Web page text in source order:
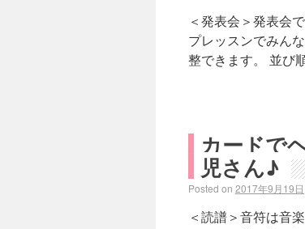
＜発表会＞発表会
プレッスンでみん
整できます。 並び
カードで
児さん♪
Posted on 2017年9月19日
＜読譜＞音符は音